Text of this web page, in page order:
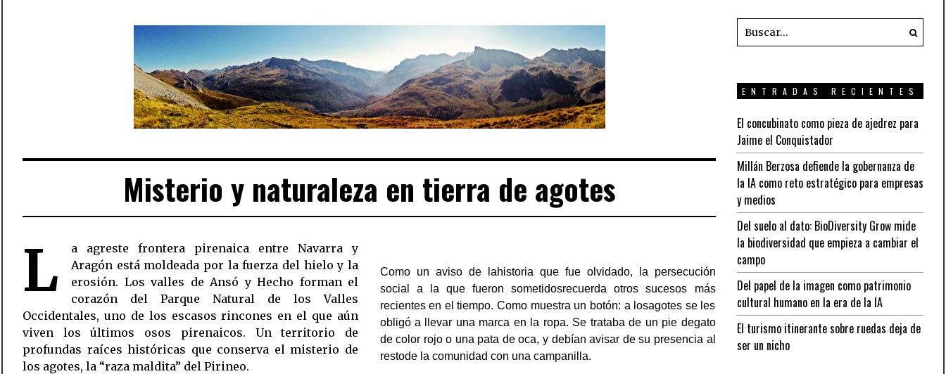
Misterio y naturaleza en tierra de agotes
L
a agreste frontera pirenaica entre Navarra y
Aragón está moldeada por la fuerza del hielo y la
erosión. Los valles de Ansó y Hecho forman el
corazón del Parque Natural de los Valles
Occidentales, uno de los escasos rincones en el que aún
viven los últimos osos pirenaicos. Un territorio de
profundas raíces históricas que conserva el misterio de
los agotes, la “raza maldita” del Pirineo.
Como un aviso de lahistoria que fue olvidado, la persecución
social a la que fueron sometidosrecuerda otros sucesos más
recientes en el tiempo. Como muestra un botón: a losagotes se les
obligó a llevar una marca en la ropa. Se trataba de un pie degato
de color rojo o una pata de oca, y debían avisar de su presencia al
restode la comunidad con una campanilla.
ENTRADAS RECIENTES
El concubinato como pieza de ajedrez para
Jaime el Conquistador
Millán Berzosa defiende la gobernanza de
la IA como reto estratégico para empresas
y medios
Del suelo al dato: BioDiversity Grow mide
la biodiversidad que empieza a cambiar el
campo
Del papel de la imagen como patrimonio
cultural humano en la era de la IA
El turismo itinerante sobre ruedas deja de
ser un nicho